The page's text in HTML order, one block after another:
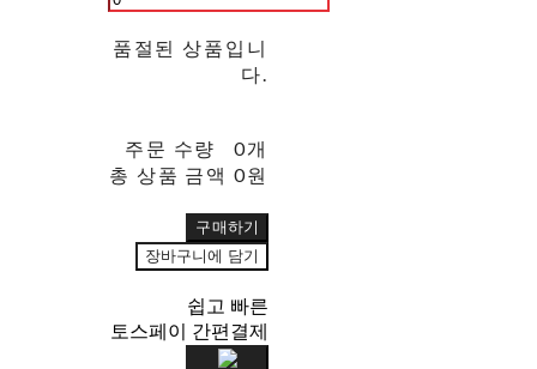
품절된 상품입니
다.
주문 수량
0개
총 상품 금액 0원
구매하기
장바구니에 담기
쉽고 빠른
토스페이 간편결제